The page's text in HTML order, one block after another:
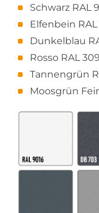
Schwarz RAL
Elfenbein RAL
Dunkelblau
Rosso RAL
Tannengrün
Moosgrün